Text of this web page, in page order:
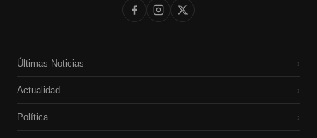
Últimas Noticias ›
Actualidad ›
Política ›